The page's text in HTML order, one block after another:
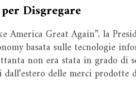
Disgregare
America Great Again”, la
basata sulle tecnologie
non era stata in grado
delle merci prodotte